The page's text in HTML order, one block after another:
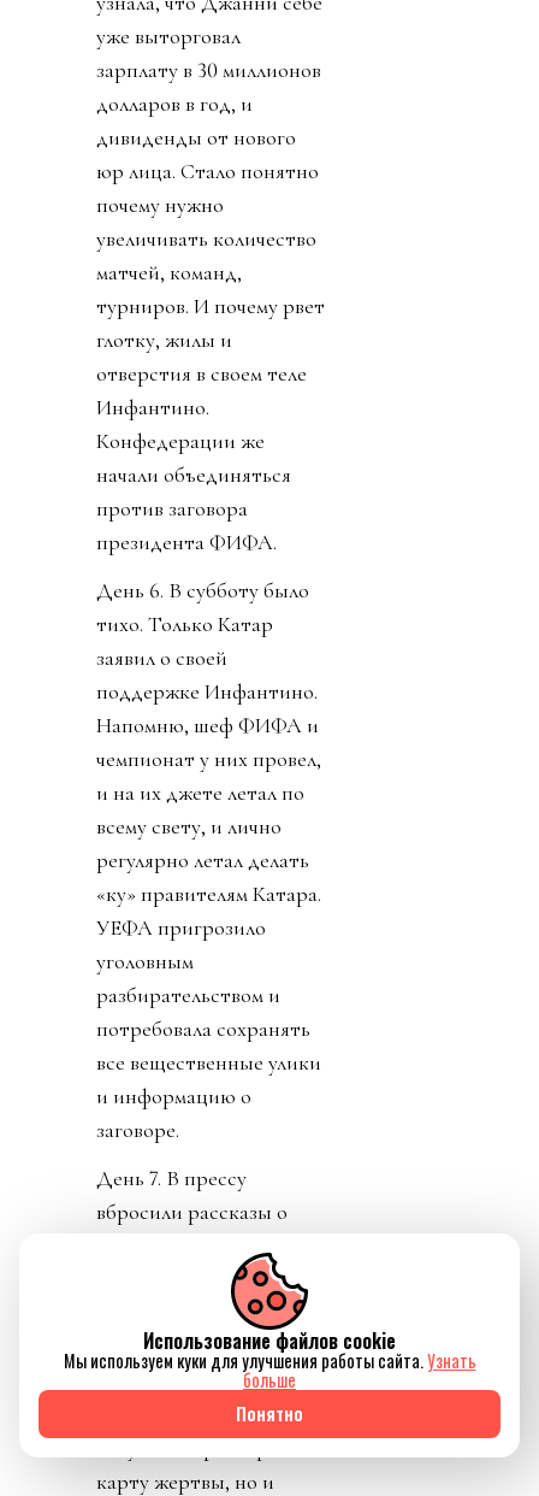
уже выторговал
зарплату в 30 миллионов
долларов в год, и
дивиденды от нового
юр лица. Стало понятно
почему нужно
увеличивать количество
матчей, команд,
турниров. И почему рвет
глотку, жилы и
отверстия в своем теле
Инфантино.
Конфедерации же
начали объединяться
против заговора
президента ФИФА.
День 6. В субботу было
тихо. Только Катар
заявил о своей
поддержке Инфантино.
Напомню, шеф ФИФА и
чемпионат у них провел,
и на их джете летал по
всему свету, и лично
регулярно летал делать
«ку» правителям Катара.
УЕФА пригрозило
уголовным
разбирательством и
потребовала сохранять
все вещественные улики
и информацию о
заговоре.
День 7. В прессу
вбросили рассказы о
буллили в детстве.
Публика восприняла как
должно. «Жаль тебя.
Теперь проваливай». У
тирана не только не
карту жертвы, но и
Использование файлов cookie
Мы используем куки для улучшения работы сайта.Узнать
больше
Понятно